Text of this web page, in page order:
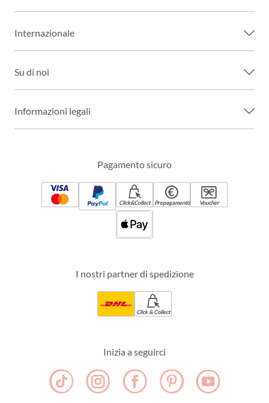
Internazionale
Su di noi
Informazioni legali
Pagamento sicuro
Click&Collect Prepagamento Voucher
I nostri partner di spedizione
Click & Collect
Inizia a seguirci